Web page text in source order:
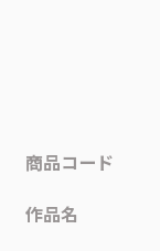
商品コード
作品名